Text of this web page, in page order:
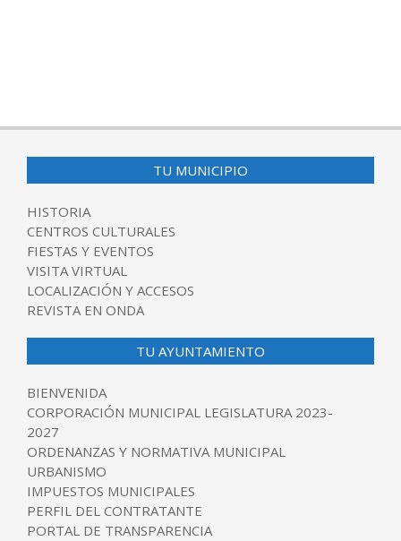
TU MUNICIPIO
HISTORIA
CENTROS CULTURALES
FIESTAS Y EVENTOS
VISITA VIRTUAL
LOCALIZACIÓN Y ACCESOS
REVISTA EN ONDA
TU AYUNTAMIENTO
BIENVENIDA
CORPORACIÓN MUNICIPAL LEGISLATURA 2023-
2027
ORDENANZAS Y NORMATIVA MUNICIPAL
URBANISMO
IMPUESTOS MUNICIPALES
PERFIL DEL CONTRATANTE
PORTAL DE TRANSPARENCIA